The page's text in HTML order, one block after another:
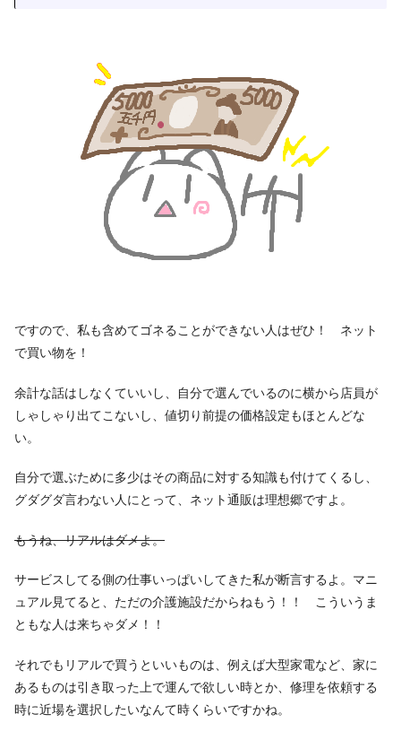
ですので、私も含めてゴネることができない人はぜひ！ ネット
で買い物を！
余計な話はしなくていいし、自分で選んでいるのに横から店員が
しゃしゃり出てこないし、値切り前提の価格設定もほとんどな
い。
自分で選ぶために多少はその商品に対する知識も付けてくるし、
グダグダ言わない人にとって、ネット通販は理想郷ですよ。
もうね、リアルはダメよ。
サービスしてる側の仕事いっぱいしてきた私が断言するよ。マニ
ュアル見てると、ただの介護施設だからねもう！！ こういうま
ともな人は来ちゃダメ！！
それでもリアルで買うといいものは、例えば大型家電など、家に
あるものは引き取った上で運んで欲しい時とか、修理を依頼する
時に近場を選択したいなんて時くらいですかね。